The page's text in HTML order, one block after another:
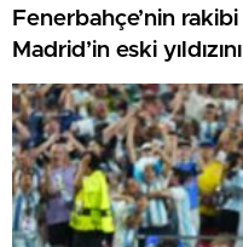
Fenerbahçe’nin
Madrid’in eski